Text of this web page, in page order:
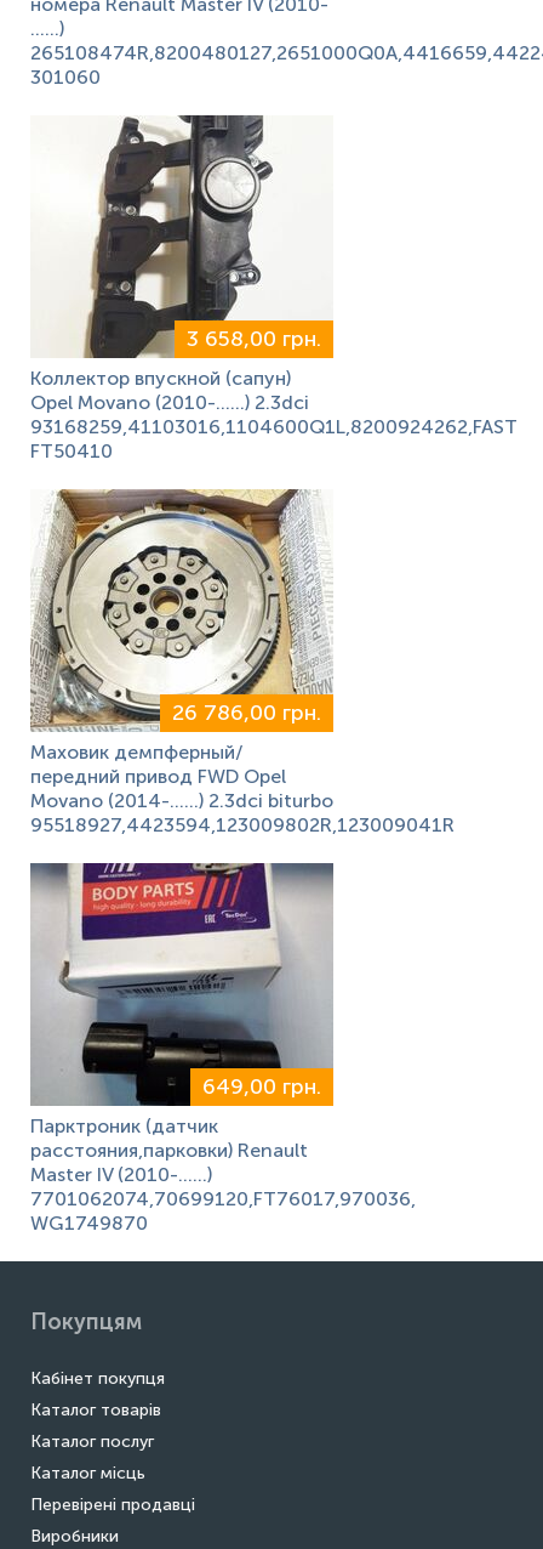
……)
301060
3 658,00 грн.
Коллектор впускной (сапун)
Opel Movano (2010-……) 2.3dci
93168259,41103016,1104600Q1L,8200924262,FAST
FT50410
26 786,00 грн.
Маховик демпферный/
передний привод FWD Opel
Movano (2014-……) 2.3dci biturbo
95518927,4423594,123009802R,123009041R
649,00 грн.
Парктроник (датчик
расстояния,парковки) Renault
Master IV (2010-……)
7701062074,70699120,FT76017,970036,
WG1749870
Покупцям
Кабінет покупця
Каталог товарів
Каталог послуг
Каталог місць
Перевірені продавці
Виробники